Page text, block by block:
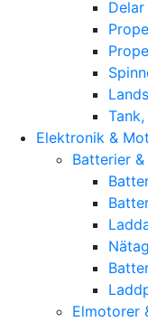
Elektronik &
Batterier
Elmotorer